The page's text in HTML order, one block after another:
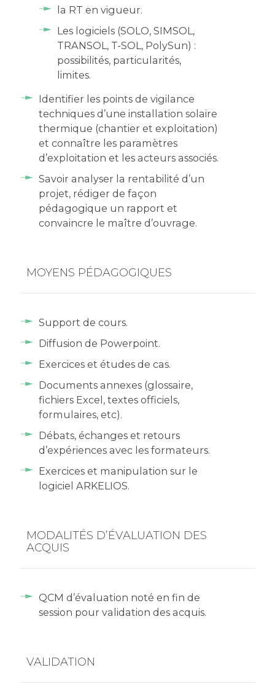
la RT en vigueur.
Les logiciels (SOLO, SIMSOL,
TRANSOL, T-SOL, PolySun) :
possibilités, particularités,
limites.
Identifier les points de vigilance
techniques d’une installation solaire
thermique (chantier et exploitation)
et connaître les paramètres
d’exploitation et les acteurs associés.
Savoir analyser la rentabilité d’un
projet, rédiger de façon
pédagogique un rapport et
convaincre le maître d’ouvrage.
MOYENS PÉDAGOGIQUES
Support de cours.
Diffusion de Powerpoint.
Exercices et études de cas.
Documents annexes (glossaire,
fichiers Excel, textes officiels,
formulaires, etc).
Débats, échanges et retours
d’expériences avec les formateurs.
Exercices et manipulation sur le
logiciel ARKELIOS.
MODALITÉS D’ÉVALUATION DES
ACQUIS
QCM d’évaluation noté en fin de
session pour validation des acquis.
VALIDATION